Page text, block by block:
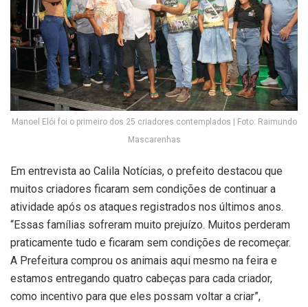
Manoel Elói foi o primeiro dos 25 criadores contemplados | Foto: Raimundo
Mascarenhas
Em entrevista ao Calila Notícias, o prefeito destacou que
muitos criadores ficaram sem condições de continuar a
atividade após os ataques registrados nos últimos anos.
“Essas famílias sofreram muito prejuízo. Muitos perderam
praticamente tudo e ficaram sem condições de recomeçar.
A Prefeitura comprou os animais aqui mesmo na feira e
estamos entregando quatro cabeças para cada criador,
como incentivo para que eles possam voltar a criar”,